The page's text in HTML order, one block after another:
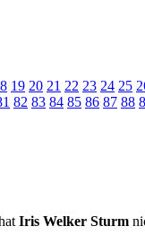
19 20 21 22 23 24 25
82 83 84 85 86 87 88
Iris Welker Sturm